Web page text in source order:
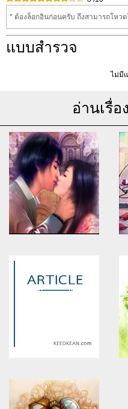
* ต้องล็อกอินก่อนครับ ถึงสามารถโหว
แบบสำรวจ
ไม่มี
อ่านเรื่อ
assumed 'article_topic' (this
will throw an Error in a future
/home/keedkean/domains/
/
愛
Warning: Use of undefined
constant article_topic -
assumed 'article_topic' (this